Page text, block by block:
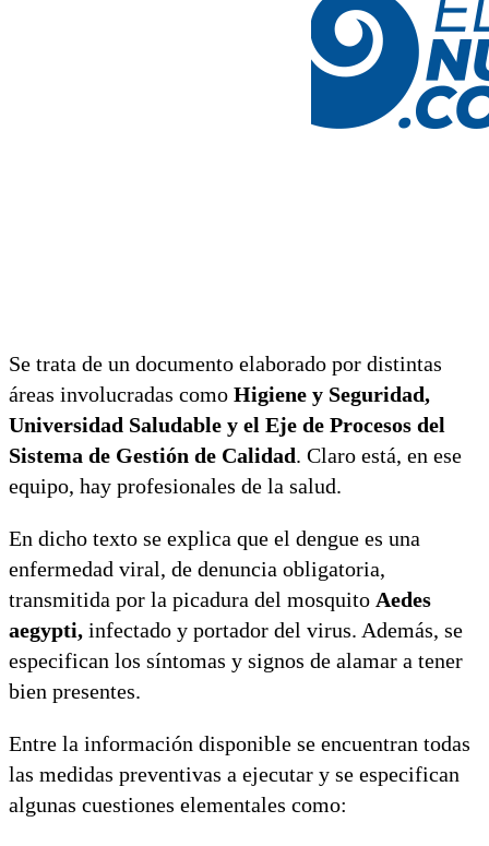
Se trata de un documento elaborado por distintas
áreas involucradas como Higiene y Seguridad,
Universidad Saludable y el Eje de Procesos del
Sistema de Gestión de Calidad. Claro está, en ese
equipo, hay profesionales de la salud.
En dicho texto se explica que el dengue es una
enfermedad viral, de denuncia obligatoria,
transmitida por la picadura del mosquito Aedes
aegypti, infectado y portador del virus. Además, se
especifican los síntomas y signos de alamar a tener
bien presentes.
Entre la información disponible se encuentran todas
las medidas preventivas a ejecutar y se especifican
algunas cuestiones elementales como: